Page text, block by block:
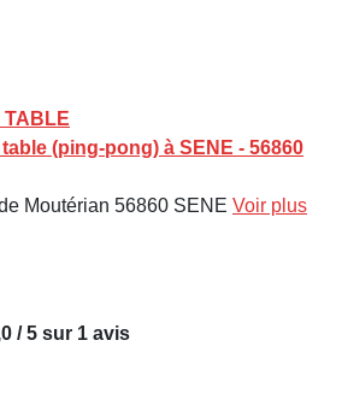
TABLE
(ping-pong) à SENE - 56860
Moutérian 56860 SENE Voir plus
/ 5 sur 1 avis